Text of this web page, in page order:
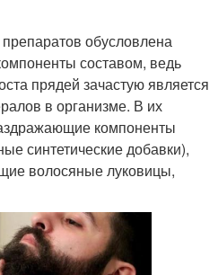
обусловлена
составом, ведь
прядей зачастую является
в организме. В их
компоненты
синтетические добавки),
волосяные луковицы,